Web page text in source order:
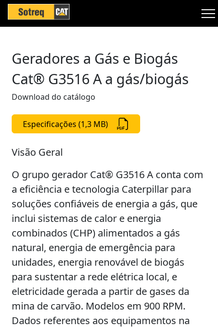
Geradores a Gás e Biogás
Cat® G3516 A a gás/biogás
Download do catálogo
Especificações (1,3 MB)
Visão Geral
O grupo gerador Cat® G3516 A conta com
a eficiência e tecnologia Caterpillar para
soluções confiáveis de energia a gás, que
inclui sistemas de calor e energia
combinados (CHP) alimentados a gás
natural, energia de emergência para
unidades, energia renovável de biogás
para sustentar a rede elétrica local, e
eletricidade gerada a partir de gases da
mina de carvão. Modelos em 900 RPM.
Dados referentes aos equipamentos na